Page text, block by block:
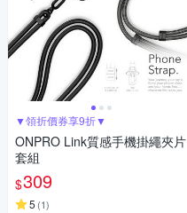
▼領折價券享9折▼
ONPRO Link質感手機掛繩夾片
套組
$309
5 (1)